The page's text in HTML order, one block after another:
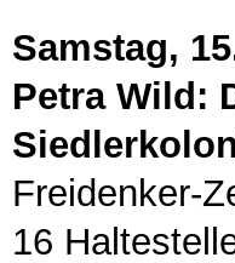
Samstag,
Petra Wild:
Freidenker-
16